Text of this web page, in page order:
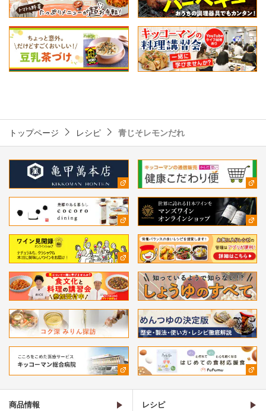
トップページ レシピ 青じそレモンだれ
商品情報 レシピ